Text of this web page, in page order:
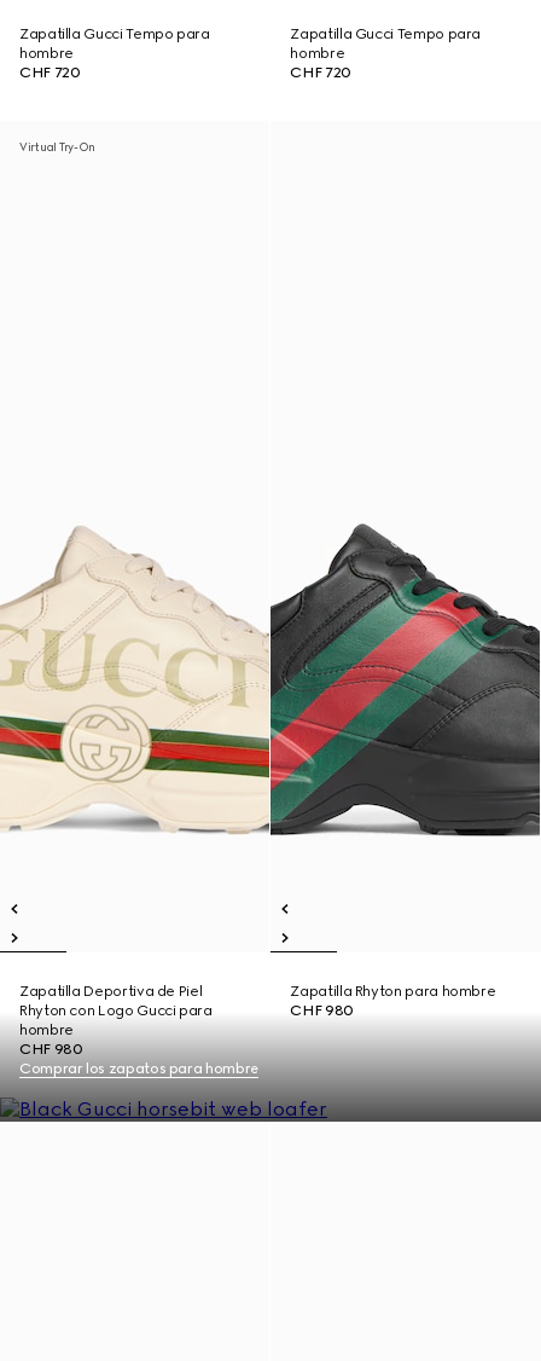
Zapatilla Gucci Tempo para
hombre
CHF 720
Zapatilla Gucci Tempo para
hombre
CHF 720
Virtual Try-On
Zapatilla Deportiva de Piel
Rhyton con Logo Gucci para
hombre
CHF 980
Zapatilla Rhyton para hombre
CHF 980
Comprar los zapatos para hombre